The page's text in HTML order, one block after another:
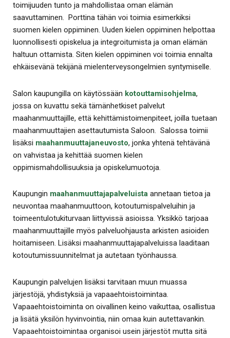
toimijuuden tunto ja mahdollistaa oman elämän
saavuttaminen. Porttina tähän voi toimia esimerkiksi
suomen kielen oppiminen. Uuden kielen oppiminen helpottaa
luonnollisesti opiskelua ja integroitumista ja oman elämän
haltuun ottamista. Siten kielen oppiminen voi toimia ennalta
ehkäisevänä tekijänä mielenterveysongelmien syntymiselle.
Salon kaupungilla on käytössään kotouttamisohjelma,
jossa on kuvattu sekä tämänhetkiset palvelut
maahanmuuttajille, että kehittämistoimenpiteet, joilla tuetaan
maahanmuuttajien asettautumista Saloon. Salossa toimii
lisäksi maahanmuuttajaneuvosto, jonka yhtenä tehtävänä
on vahvistaa ja kehittää suomen kielen
oppimismahdollisuuksia ja opiskelumuotoja.
Kaupungin maahanmuuttajapalveluista annetaan tietoa ja
neuvontaa maahanmuuttoon, kotoutumispalveluihin ja
toimeentulotukiturvaan liittyvissä asioissa. Yksikkö tarjoaa
maahanmuuttajille myös palveluohjausta arkisten asioiden
hoitamiseen. Lisäksi maahanmuuttajapalveluissa laaditaan
kotoutumissuunnitelmat ja autetaan työnhaussa.
Kaupungin palvelujen lisäksi tarvitaan muun muassa
järjestöjä, yhdistyksiä ja vapaaehtoistoimintaa.
Vapaaehtoistoiminta on oivallinen keino vaikuttaa, osallistua
ja lisätä yksilön hyvinvointia, niin omaa kuin autettavankin.
Vapaaehtoistoimintaa organisoi usein järjestöt mutta sitä